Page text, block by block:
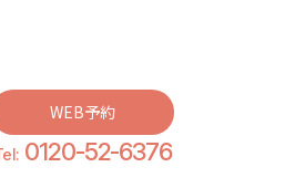
WEB予約
0120-52-6376